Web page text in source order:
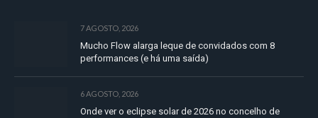
7 AGOSTO, 2026
Mucho Flow alarga leque de convidados com 8
performances (e há uma saída)
6 AGOSTO, 2026
Onde ver o eclipse solar de 2026 no concelho de